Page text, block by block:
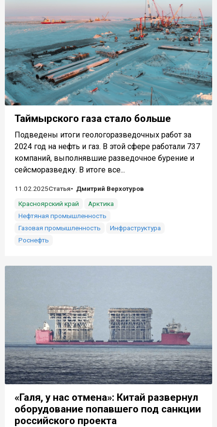
Таймырского газа стало больше
Подведены итоги геологоразведочных работ за
2024 год на нефть и газ. В этой сфере работали 737
компаний, выполнявшие разведочное бурение и
сейсморазведку. В итоге все...
11.02.2025Статья
Дмитрий Верхотуров
Красноярский край
Арктика
Нефтяная промышленность
Газовая промышленность
Инфраструктура
Роснефть
«Галя, у нас отмена»: Китай развернул
оборудование попавшего под санкции
российского проекта